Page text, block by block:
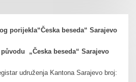
porijekla“Česka beseda“ Sarajevo
„Česka beseda“ Sarajevo
udruženja Kantona Sarajevo broj: